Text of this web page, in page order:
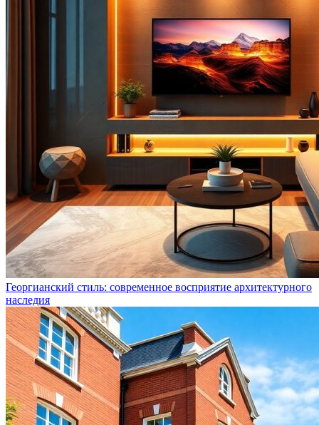
Георгианский стиль: современное восприятие архитектурного
наследия